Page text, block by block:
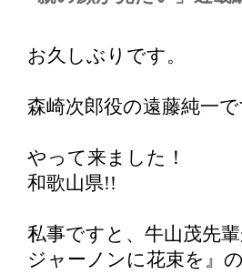
お久しぶりです。
森崎次郎役の遠藤純一で
やって来ました！
和歌山県!!
私事ですと、牛山茂先
ジャーノンに花束を』